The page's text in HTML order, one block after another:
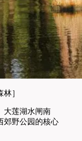
］
大莲湖水闸南
郊野公园的核心